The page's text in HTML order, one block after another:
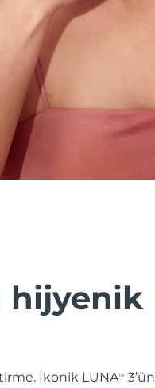
hijyenik
İkonik LUNATM
3’ün